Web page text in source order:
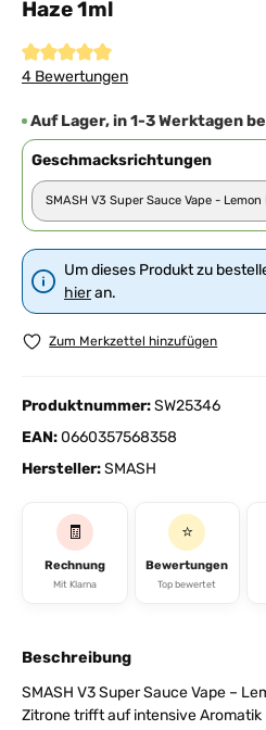
Haze 1ml
Durchschnittliche Bewertung von 5
4 Bewertungen
Auf Lager, in 1-3 Werktagen
Geschmacksrichtungen
Um dieses Produkt zu
hieran.
Zum Merkzettel hinzufügen
Produktnummer:SW25346
EAN:0660357568358
Hersteller:SMASH
🧾
Rechnung
Mit Klarna
⭐
Bewertungen
Top bewertet
Beschreibung
SMASH V3 Super Sauce Vape –
Zitrone trifft auf intensive Aromatik